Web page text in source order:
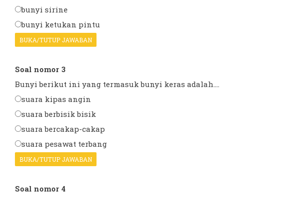
bunyi sirine
bunyi ketukan pintu
BUKA/TUTUP JAWABAN
Soal nomor 3
Bunyi berikut ini yang termasuk bunyi keras adalah....
suara kipas angin
suara berbisik bisik
suara bercakap-cakap
suara pesawat terbang
BUKA/TUTUP JAWABAN
Soal nomor 4